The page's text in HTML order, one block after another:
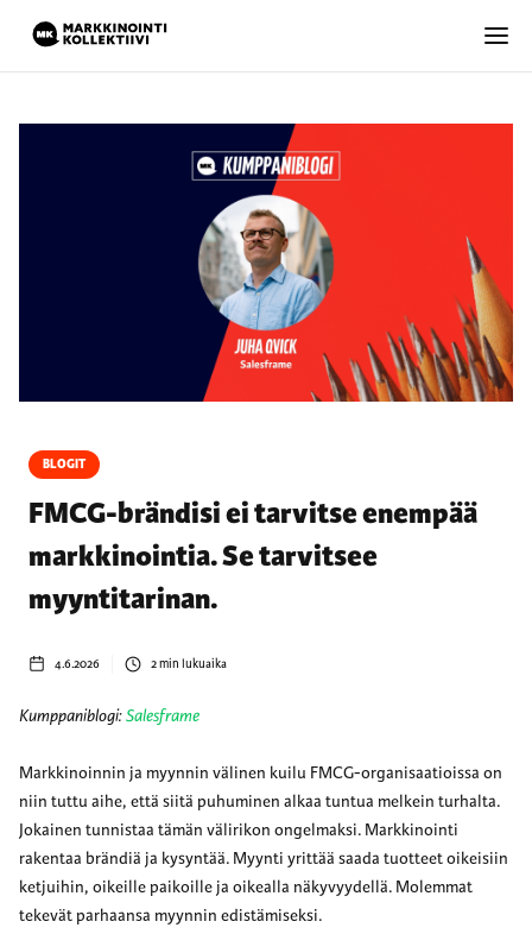
BLOGIT
FMCG-brändisi ei tarvitse enempää
markkinointia. Se tarvitsee
myyntitarinan.
4.6.2026 2min lukuaika
Kumppaniblogi:Salesframe
Markkinoinnin ja myynnin välinen kuilu FMCG-organisaatioissa on
niin tuttu aihe, että siitä puhuminen alkaa tuntua melkein turhalta.
Jokainen tunnistaa tämän välirikon ongelmaksi. Markkinointi
rakentaa brändiä ja kysyntää. Myynti yrittää saada tuotteet oikeisiin
ketjuihin, oikeille paikoille ja oikealla näkyvyydellä. Molemmat
tekevät parhaansa myynnin edistämiseksi.